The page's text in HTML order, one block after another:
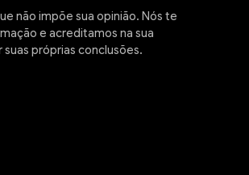
não impõe sua opinião. Nós te
e acreditamos na sua
próprias conclusões.